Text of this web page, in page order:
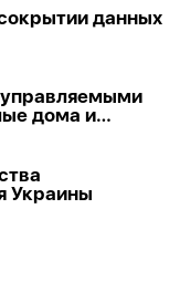
данных
дома и
Украины